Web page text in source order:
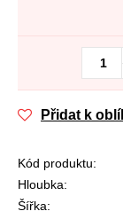
Přidat k
Kód produktu:
Hloubka:
Šířka: